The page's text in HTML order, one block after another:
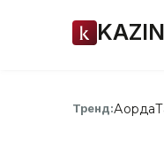
Тренд:Ақорда